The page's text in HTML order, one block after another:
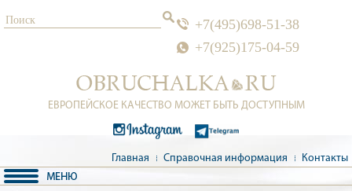
+7(495)698-51-38
+7(925)175-04-59
ЕВРОПЕЙСКОЕ КАЧЕСТВО МОЖЕТ БЫТЬ ДОСТУПНЫМ
Главная Справочная информация Контакты